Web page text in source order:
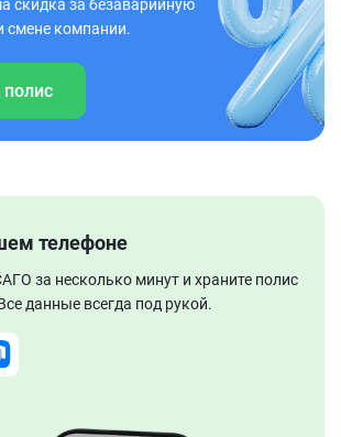
скидка за безаварийную
смене компании.
телефоне
за несколько минут и храните полис
данные всегда под рукой.